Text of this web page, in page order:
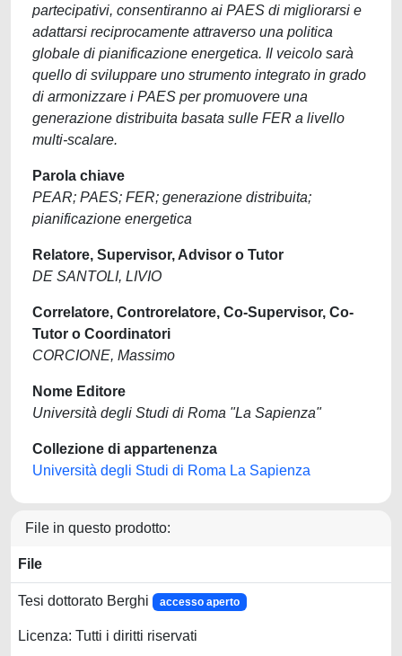
partecipativi, consentiranno ai PAES di migliorarsi e
adattarsi reciprocamente attraverso una politica
globale di pianificazione energetica. Il veicolo sarà
quello di sviluppare uno strumento integrato in grado
di armonizzare i PAES per promuovere una
generazione distribuita basata sulle FER a livello
multi-scalare.
Parola chiave
PEAR; PAES; FER; generazione distribuita;
pianificazione energetica
Relatore, Supervisor, Advisor o Tutor
DE SANTOLI, LIVIO
Correlatore, Controrelatore, Co-Supervisor, Co-
Tutor o Coordinatori
CORCIONE, Massimo
Nome Editore
Università degli Studi di Roma "La Sapienza"
Collezione di appartenenza
Università degli Studi di Roma La Sapienza
File in questo prodotto:
File
Tesi dottorato Berghi accesso aperto
Licenza: Tutti i diritti riservati